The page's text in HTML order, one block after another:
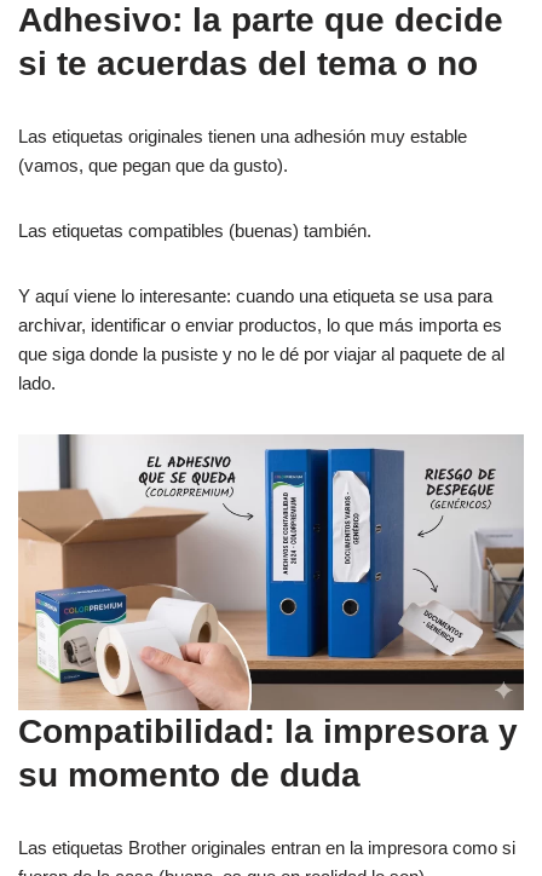
Adhesivo: la parte que decide
si te acuerdas del tema o no
Las etiquetas originales tienen una adhesión muy estable
(vamos, que pegan que da gusto).
Las etiquetas compatibles (buenas) también.
Y aquí viene lo interesante: cuando una etiqueta se usa para
archivar, identificar o enviar productos, lo que más importa es
que siga donde la pusiste y no le dé por viajar al paquete de al
lado.
Compatibilidad: la impresora y
su momento de duda
Las etiquetas Brother originales entran en la impresora como si